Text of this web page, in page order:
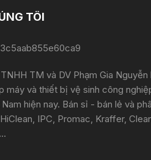
TÔI
TM và DV Phạm Gia Nguyễn
máy và thiết bị vệ sinh công
hiện nay. Bán sỉ - bán lẻ và
IPC, Promac, Kraffer,